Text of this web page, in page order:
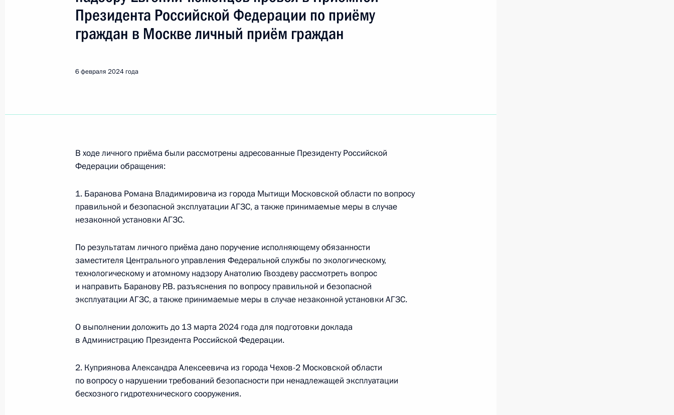
9 июля, четверг
Центрального управления Федеральной службы по экологическому,
граждан
Исполнены поручения, данные по результатам личного приёма, проведённого
по поручению Президента Российской Федерации руководителем Центрального
управления Федеральной службы по экологическому, технологическому и атомному
по приёму граждан в Москве 28 апреля 2026 года
2 июля 2026 года, 19:03
28 апреля 2026 года по поручению Президента Российской Федерации
технологическому и атомному надзору Евгений Тюменцев провел в Приёмной
Президента Российской Федерации по приёму граждан в Москве личный приём
граждан
Президента Российской Федерации по приёму
граждан в Москве личный приём граждан
6 февраля 2024 года
В ходе личного приёма были рассмотрены адресованные Президенту Российской
Федерации обращения:
1. Баранова Романа Владимировича из города Мытищи Московской области по вопросу
правильной и безопасной эксплуатации АГЗС, а также принимаемые меры в случае
незаконной установки АГЗС.
По результатам личного приёма дано поручение исполняющему обязанности
заместителя Центрального управления Федеральной службы по экологическому,
технологическому и атомному надзору Анатолию Гвоздеву рассмотреть вопрос
и направить Баранову Р.В. разъяснения по вопросу правильной и безопасной
эксплуатации АГЗС, а также принимаемые меры в случае незаконной установки АГЗС.
О выполнении доложить до 13 марта 2024 года для подготовки доклада
в Администрацию Президента Российской Федерации.
2. Куприянова Александра Алексеевича из города Чехов-2 Московской области
по вопросу о нарушении требований безопасности при ненадлежащей эксплуатации
бесхозного гидротехнического сооружения.